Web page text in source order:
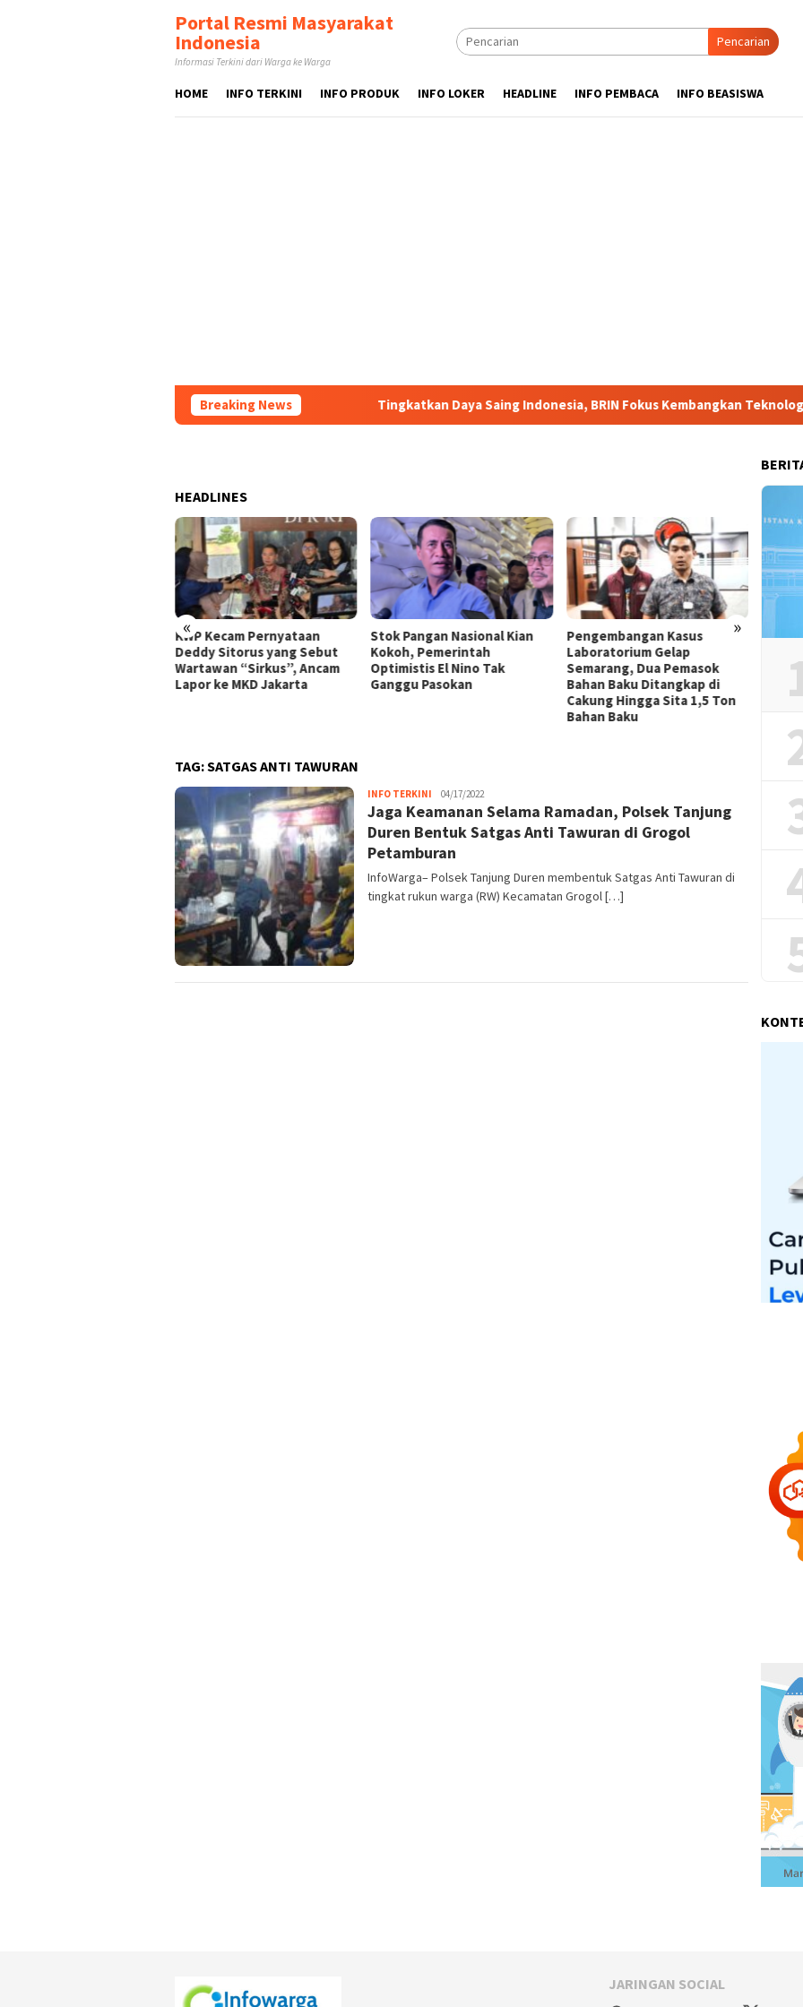
Portal Resmi Masyarakat
Indonesia
Informasi Terkini dari Warga ke Warga
Pencarian
HOME INFO TERKINI INFO PRODUK INFO LOKER HEADLINE INFO PEMBACA INFO BEASISWA
Breaking News Tingkatkan Daya Saing Indonesia, BRIN Fokus Kembangkan Teknologi Nuklir
HEADLINES
« »
KWP Kecam Pernyataan
Deddy Sitorus yang Sebut
Wartawan “Sirkus”, Ancam
Lapor ke MKD Jakarta
Stok Pangan Nasional Kian
Kokoh, Pemerintah
Optimistis El Nino Tak
Ganggu Pasokan
Pengembangan Kasus
Laboratorium Gelap
Semarang, Dua Pemasok
Bahan Baku Ditangkap di
Cakung Hingga Sita 1,5 Ton
Bahan Baku
TAG:SATGAS ANTI TAWURAN
INFO TERKINI admin
04/17/2022
Jaga Keamanan Selama Ramadan, Polsek Tanjung
Duren Bentuk Satgas Anti Tawuran di Grogol
Petamburan
InfoWarga– Polsek Tanjung Duren membentuk Satgas Anti Tawuran di
tingkat rukun warga (RW) Kecamatan Grogol […]
JARINGAN SOCIAL